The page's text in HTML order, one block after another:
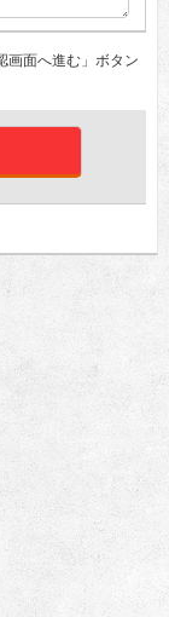
画面へ進む」ボタン